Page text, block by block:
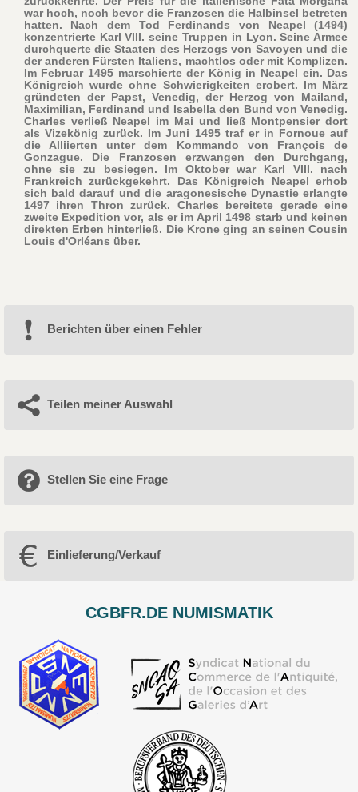
war hoch, noch bevor die Franzosen die Halbinsel betreten
hatten. Nach dem Tod Ferdinands von Neapel (1494)
konzentrierte Karl VIII. seine Truppen in Lyon. Seine Armee
durchquerte die Staaten des Herzogs von Savoyen und die
der anderen Fürsten Italiens, machtlos oder mit Komplizen.
Im Februar 1495 marschierte der König in Neapel ein. Das
Königreich wurde ohne Schwierigkeiten erobert. Im März
gründeten der Papst, Venedig, der Herzog von Mailand,
Maximilian, Ferdinand und Isabella den Bund von Venedig.
Charles verließ Neapel im Mai und ließ Montpensier dort
als Vizekönig zurück. Im Juni 1495 traf er in Fornoue auf
die Alliierten unter dem Kommando von François de
Gonzague. Die Franzosen erzwangen den Durchgang,
ohne sie zu besiegen. Im Oktober war Karl VIII. nach
Frankreich zurückgekehrt. Das Königreich Neapel erhob
sich bald darauf und die aragonesische Dynastie erlangte
1497 ihren Thron zurück. Charles bereitete gerade eine
zweite Expedition vor, als er im April 1498 starb und keinen
direkten Erben hinterließ. Die Krone ging an seinen Cousin
Louis d'Orléans über.
Berichten über einen Fehler
Teilen meiner Auswahl
Stellen Sie eine Frage
Einlieferung/Verkauf
CGBFR.DE NUMISMATIK